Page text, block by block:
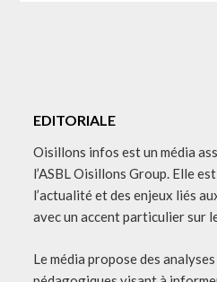
EDITORIALE
Oisillons infos est un média
l’ASBL Oisillons Group. Elle
l’actualité et des enjeux liés
avec un accent particulier sur
Le média propose des